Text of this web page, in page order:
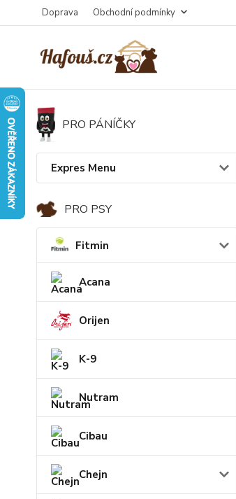
Doprava Obchodní podmínky
PRO PÁNÍČKY
Expres Menu
PRO PSY
Fitmin
Acana
Orijen
K-9
Nutram
Cibau
Chejn